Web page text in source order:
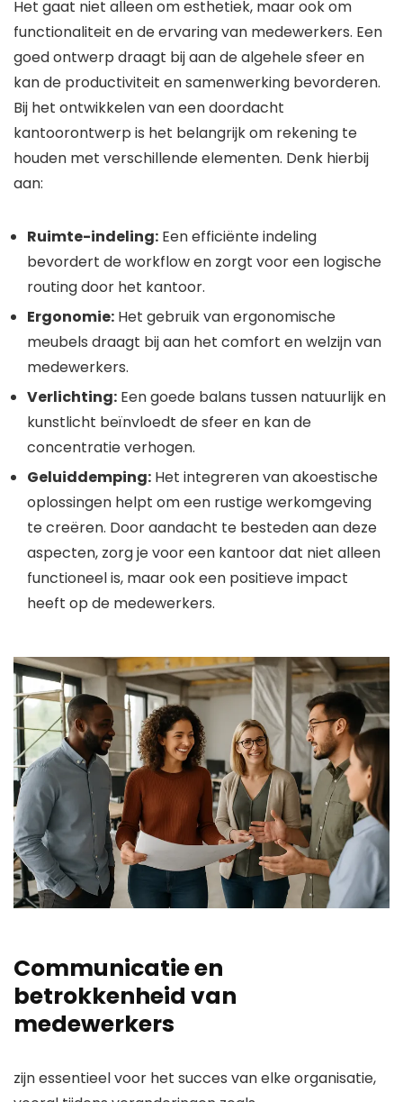
Het gaat niet alleen om esthetiek, maar ook om
functionaliteit en de ervaring van medewerkers. Een
goed ontwerp draagt bij aan de algehele sfeer en
kan de productiviteit en samenwerking bevorderen.
Bij het ontwikkelen van een doordacht
kantoorontwerp is het belangrijk om rekening te
houden met verschillende elementen. Denk hierbij
aan:
Ruimte-indeling: Een efficiënte indeling
bevordert de workflow en zorgt voor een logische
routing door het kantoor.
Ergonomie: Het gebruik van ergonomische
meubels draagt bij aan het comfort en welzijn van
medewerkers.
Verlichting: Een goede balans tussen natuurlijk en
kunstlicht beïnvloedt de sfeer en kan de
concentratie verhogen.
Geluiddemping: Het integreren van akoestische
oplossingen helpt om een rustige werkomgeving
te creëren. Door aandacht te besteden aan deze
aspecten, zorg je voor een kantoor dat niet alleen
functioneel is, maar ook een positieve impact
heeft op de medewerkers.
Communicatie en
betrokkenheid van
medewerkers
zijn essentieel voor het succes van elke organisatie,